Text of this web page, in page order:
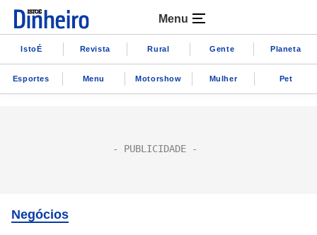
Menu
IstoÉ Revista Rural Gente Planeta
Esportes Menu Motorshow Mulher Pet
Negócios